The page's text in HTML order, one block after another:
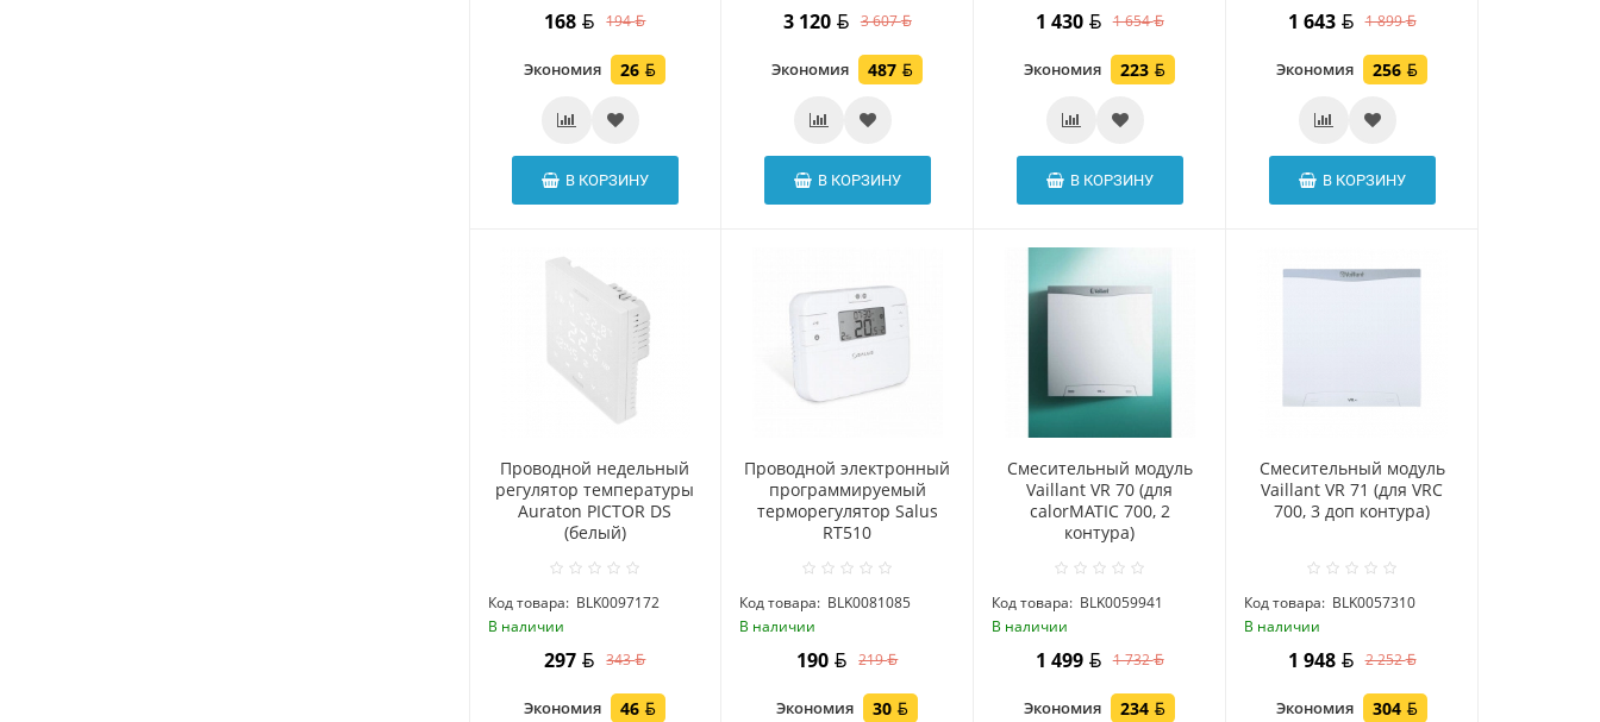
168 194
Экономия 26
В КОРЗИНУ
3 120 3 607
Экономия 487
В КОРЗИНУ
1 430 1 654
Экономия 223
В КОРЗИНУ
1 643 1 899
Экономия 256
В КОРЗИНУ
Проводной недельный
регулятор температуры
Auraton PICTOR DS
(белый)
Код товара: BLK0097172
В наличии
297 343
Экономия 46
Проводной электронный
программируемый
терморегулятор Salus
RT510
Код товара: BLK0081085
В наличии
190 219
Экономия 30
Смесительный модуль
Vaillant VR 70 (для
calorMATIC 700, 2
контура)
Код товара: BLK0059941
В наличии
1 499 1 732
Экономия 234
Смесительный модуль
Vaillant VR 71 (для VRC
700, 3 доп контура)
Код товара: BLK0057310
В наличии
1 948 2 252
Экономия 304